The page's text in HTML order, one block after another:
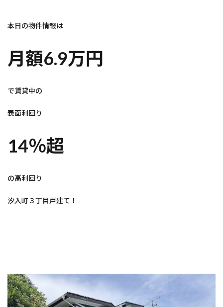
本日の物件情報は
月額6.9万円
で賃貸中の
表面利回り
14％超
の高利回り
汐入町３丁目戸建て！